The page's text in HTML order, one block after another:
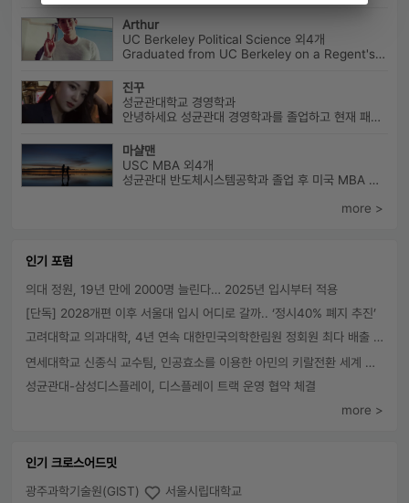
Arthur
UC Berkeley Political Science 외4개
Graduated from UC Berkeley on a Regent's Scholarship. Af...
진꾸
성균관대학교 경영학과
안녕하세요 성균관대 경영학과를 졸업하고 현재 패션 회사 기획자로 있습니...
마샬맨
USC MBA 외4개
성균관대 반도체시스템공학과 졸업 후 미국 MBA 졸업하였습니다.
more >
인기 포럼
의대 정원, 19년 만에 2000명 늘린다… 2025년 입시부터 적용
[단독] 2028개편 이후 서울대 입시 어디로 갈까.. ‘정시40% 폐지 추진’
고려대학교 의과대학, 4년 연속 대한민국의학한림원 정회원 최다 배출 外
연세대학교 신종식 교수팀, 인공효소를 이용한 아민의 키랄전환 세계 최초로 성공
성균관대-삼성디스플레이, 디스플레이 트랙 운영 협약 체결
more >
인기 크로스어드밋
광주과학기술원(GIST)
서울시립대학교